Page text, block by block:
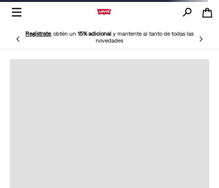
Regístrate, obtén un15% adicionaly mantente al tanto de todas las
novedades